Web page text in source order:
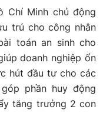
Chí Minh chủ động
trú cho công nhân
toán an sinh cho
doanh nghiệp ổn
hút đầu tư cho các
phần huy động
tăng trưởng 2 con